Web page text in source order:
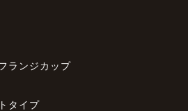
ランジカップ
タイプ